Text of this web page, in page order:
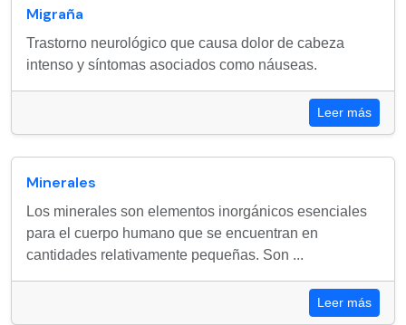
Migraña
Trastorno neurológico que causa dolor de cabeza
intenso y síntomas asociados como náuseas.
Leer más
Minerales
Los minerales son elementos inorgánicos esenciales
para el cuerpo humano que se encuentran en
cantidades relativamente pequeñas. Son ...
Leer más